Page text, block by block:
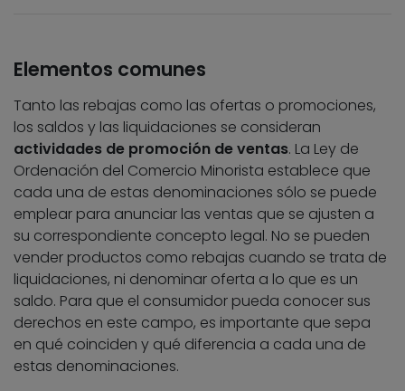
Elementos comunes
Tanto las rebajas como las ofertas o promociones,
los saldos y las liquidaciones se consideran
actividades de promoción de ventas. La Ley de
Ordenación del Comercio Minorista establece que
cada una de estas denominaciones sólo se puede
emplear para anunciar las ventas que se ajusten a
su correspondiente concepto legal. No se pueden
vender productos como rebajas cuando se trata de
liquidaciones, ni denominar oferta a lo que es un
saldo. Para que el consumidor pueda conocer sus
derechos en este campo, es importante que sepa
en qué coinciden y qué diferencia a cada una de
estas denominaciones.